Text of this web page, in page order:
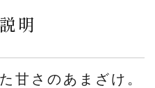
明
甘さのあまざけ。